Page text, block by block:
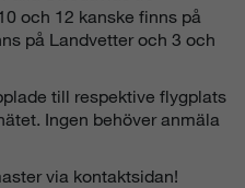
och 12 kanske finns på
på Landvetter och 3 och
till respektive flygplats
Ingen behöver anmäla
via kontaktsidan!